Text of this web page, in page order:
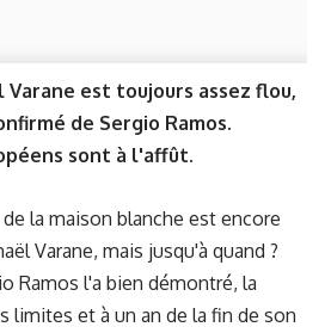
Varane est toujours assez flou,
de Sergio Ramos.
sont à l'affût.
la maison blanche est encore
Varane, mais jusqu'à quand ?
Ramos l'a bien démontré, la
limites et à un an de la fin de son